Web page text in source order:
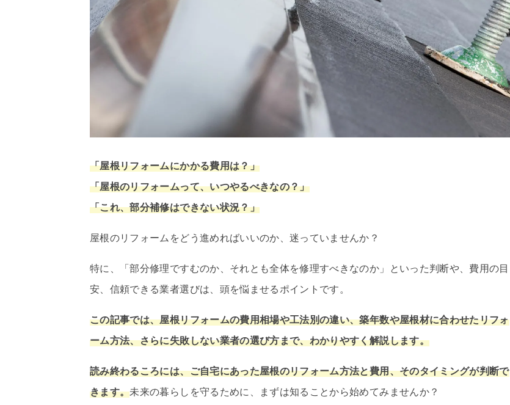
「屋根リフォームにかかる費用は？」
「屋根のリフォームって、いつやるべきなの？」
「これ、部分補修はできない状況？」
屋根のリフォームをどう進めればいいのか、迷っていませんか？
特に、「部分修理ですむのか、それとも全体を修理すべきなのか」といった判断や、費用の目
安、信頼できる業者選びは、頭を悩ませるポイントです。
この記事では、屋根リフォームの費用相場や工法別の違い、築年数や屋根材に合わせたリフォ
ーム方法、さらに失敗しない業者の選び方まで、わかりやすく解説します。
読み終わるころには、ご自宅にあった屋根のリフォーム方法と費用、そのタイミングが判断で
きます。未来の暮らしを守るために、まずは知ることから始めてみませんか？